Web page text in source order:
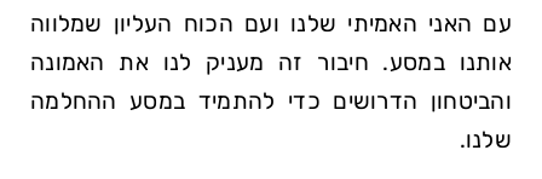
עם האני האמיתי שלנו ועם הכוח העליון שמלווה
אותנו במסע. חיבור זה מעניק לנו את האמונה
והביטחון הדרושים כדי להתמיד במסע ההחלמה
שלנו.